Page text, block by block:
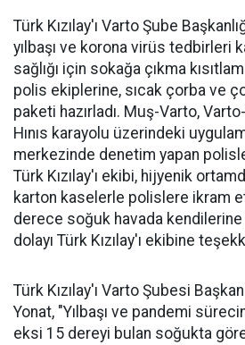
Türk Kızılay'ı Varto Şube
yılbaşı ve korona virüs tedbirleri
sağlığı için sokağa çıkma
polis ekiplerine, sıcak çorba ve
paketi hazırladı. Muş-Varto,
Hınıs karayolu üzerindeki
merkezinde denetim yapan
Türk Kızılay'ı ekibi, hijyenik
karton kaselerle polislere ikram
derece soğuk havada kendilerine
dolayı Türk Kızılay'ı ekibine
Türk Kızılay'ı Varto Şubesi
Yonat, "Yılbaşı ve pandemi
eksi 15 dereyi bulan soğukta